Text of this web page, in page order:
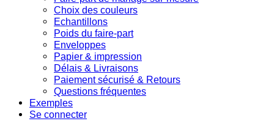
Choix des couleurs
Echantillons
Poids du faire-part
Enveloppes
Papier & impression
Délais & Livraisons
Paiement sécurisé & Retours
Questions fréquentes
Exemples
Se connecter